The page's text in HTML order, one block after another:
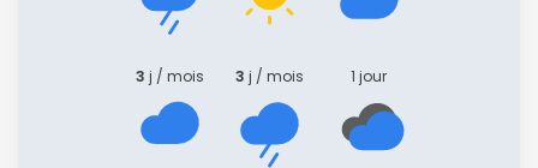
3 j / mois 3 j / mois 1 jour